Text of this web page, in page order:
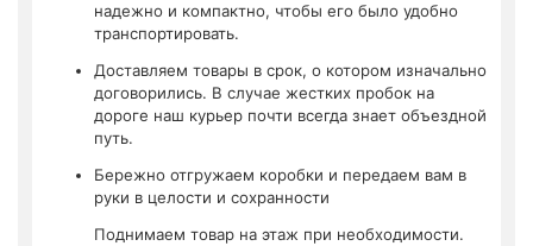
надежно и компактно, чтобы его было удобно
транспортировать.
Доставляем товары в срок, о котором изначально
договорились. В случае жестких пробок на
дороге наш курьер почти всегда знает объездной
путь.
Бережно отгружаем коробки и передаем вам в
руки в целости и сохранности
Поднимаем товар на этаж при необходимости.